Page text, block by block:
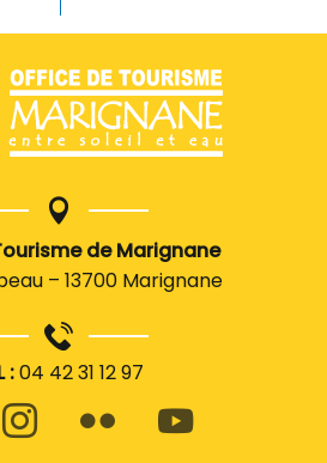
de Marignane
– 13700 Marignane
:04 42 31 12 97